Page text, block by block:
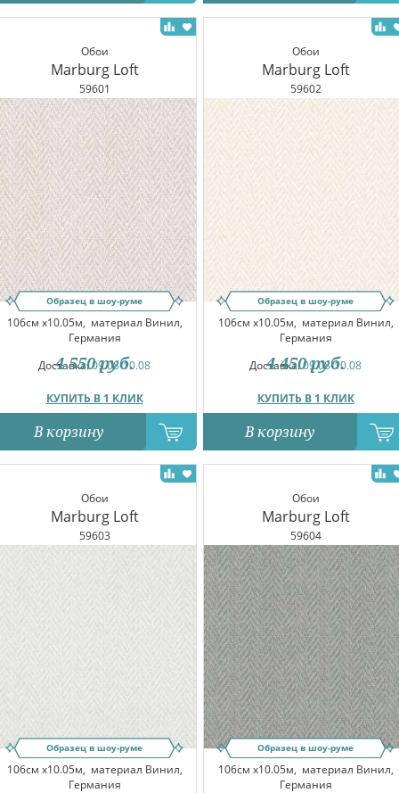
Обои
Marburg Loft
59601
Образец в шоу-руме
106см x10.05м, материал Винил,
Германия
Доставка:09.08-10.08
КУПИТЬ В 1 КЛИК
4 550 руб.
В корзину
Обои
Marburg Loft
59602
Образец в шоу-руме
106см x10.05м, материал Винил,
Германия
Доставка:09.08-10.08
КУПИТЬ В 1 КЛИК
4 450 руб.
В корзину
Обои
Marburg Loft
59603
Образец в шоу-руме
106см x10.05м, материал Винил,
Германия
Обои
Marburg Loft
59604
Образец в шоу-руме
106см x10.05м, материал Винил,
Германия